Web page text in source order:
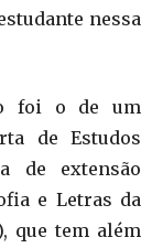
nessa
foi o de um
de Estudos
de extensão
e Letras da
que tem além